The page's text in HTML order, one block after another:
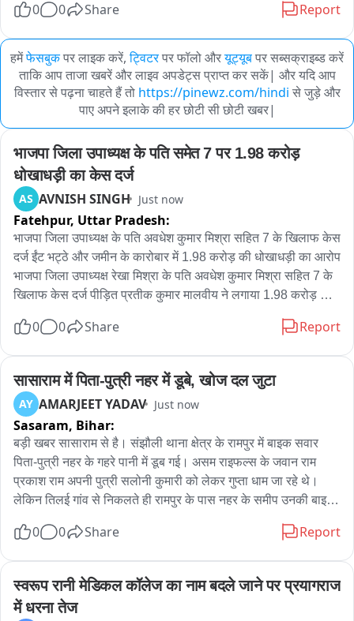
0
0 Share Report
हमेंफेसबुकपर लाइक करें, ट्विटरपर फॉलो औरयूट्यूबपर सब्सक्राइब्ड करें
ताकि आप ताजा खबरें और लाइव अपडेट्स प्राप्त कर सकें| और यदि आप
विस्तार से पढ़ना चाहते हैं तो https://pinewz.com/hindi से जुड़े और
पाए अपने इलाके की हर छोटी सी छोटी खबर|
भाजपा जिला उपाध्यक्ष के पति समेत 7 पर 1.98 करोड़
धोखाधड़ी का केस दर्ज
AS AVNISH SINGH Just now
Fatehpur, Uttar Pradesh:
भाजपा जिला उपाध्यक्ष के पति अवधेश कुमार मिश्रा सहित 7 के खिलाफ केस
दर्ज ईंट भट्ठे और जमीन के कारोबार में 1.98 करोड़ की धोखाधड़ी का आरोप
भाजपा जिला उपाध्यक्ष रेखा मिश्रा के पति अवधेश कुमार मिश्रा सहित 7 के
खिलाफ केस दर्ज पीड़ित प्रतीक कुमार मालवीय ने लगाया 1.98 करोड़ की
लिए 98 लाख निवेश का दावा केस दर्ज कर जांच पड़ताल में जुटी पुलिस
0 0 Share Report
सासाराम में पिता-पुत्री नहर में डूबे, खोज दल जुटा
AY AMARJEET YADAV Just now
Sasaram, Bihar:
बड़ी खबर सासाराम से है। संझौली थाना क्षेत्र के रामपुर में बाइक सवार
पिता-पुत्री नहर के गहरे पानी में डूब गई। असम राइफल्स के जवान राम
प्रकाश राम अपनी पुत्री सलोनी कुमारी को लेकर गुप्ता धाम जा रहे थे।
लेकिन तिलई गांव से निकलते ही रामपुर के पास नहर के समीप उनकी बाइक
डूब गए। रामप्रकाश राम असम राइफल्स में कार्यरत हैं और छुट्टी पर घर
गए। संझौली थाना पुलिस मौके पर पहुंच गई है। स्थानीय गोताखोर एवं
ग्रामीण युवक दोनों को तलाश में पानी में उतरे हुए हैं। पानी का बहाव कम
नहीं हो रहा है, जिससे बचाव और तलाशी में परेशानी हो रही है।
0 0 Share Report
स्वरूप रानी मेडिकल कॉलेज का नाम बदले जाने पर प्रयागराज
में धरना तेज